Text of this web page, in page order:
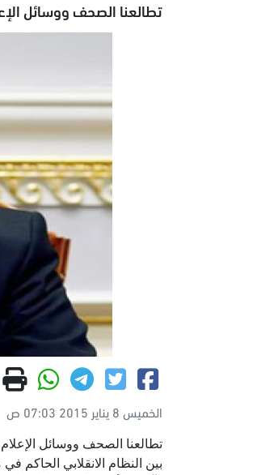
تطالعنا الصحف ووسائل
الخميس 8 يناير 2015 07:03 ص
تطالعنا الصحف ووسائل
بين النظام الانقلابي الحاكم